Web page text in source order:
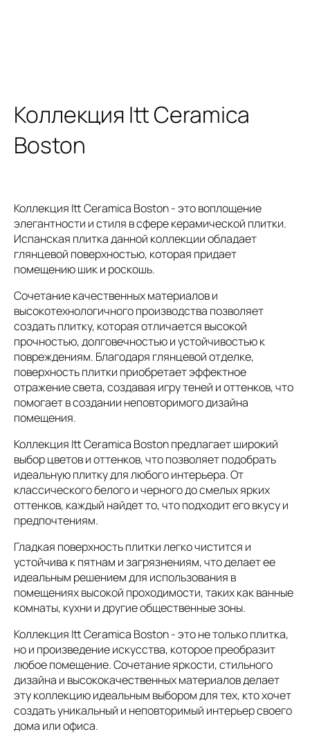
Коллекция Itt Ceramica
Boston
Коллекция Itt Ceramica Boston - это воплощение
элегантности и стиля в сфере керамической плитки.
Испанская плитка данной коллекции обладает
глянцевой поверхностью, которая придает
помещению шик и роскошь.
Сочетание качественных материалов и
высокотехнологичного производства позволяет
создать плитку, которая отличается высокой
прочностью, долговечностью и устойчивостью к
повреждениям. Благодаря глянцевой отделке,
поверхность плитки приобретает эффектное
отражение света, создавая игру теней и оттенков, что
помогает в создании неповторимого дизайна
помещения.
Коллекция Itt Ceramica Boston предлагает широкий
выбор цветов и оттенков, что позволяет подобрать
идеальную плитку для любого интерьера. От
классического белого и черного до смелых ярких
оттенков, каждый найдет то, что подходит его вкусу и
предпочтениям.
Гладкая поверхность плитки легко чистится и
устойчива к пятнам и загрязнениям, что делает ее
идеальным решением для использования в
помещениях высокой проходимости, таких как ванные
комнаты, кухни и другие общественные зоны.
Коллекция Itt Ceramica Boston - это не только плитка,
но и произведение искусства, которое преобразит
любое помещение. Сочетание яркости, стильного
дизайна и высококачественных материалов делает
эту коллекцию идеальным выбором для тех, кто хочет
создать уникальный и неповторимый интерьер своего
дома или офиса.